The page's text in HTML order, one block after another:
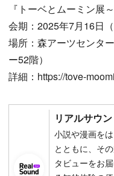
『トーベとムーミン展
会期：2025年7月16日
場所：森アーツセンタ
ー52階）
詳細：https://tove-
リアルサウ
小説や漫画を
とともに、そ
タビューをお